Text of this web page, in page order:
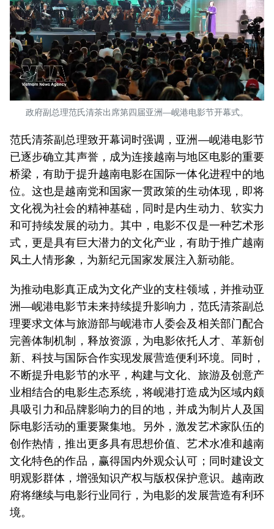
政府副总理范氏清茶出席第四届亚洲—岘港电影节开幕式。
范氏清茶副总理致开幕词时强调，亚洲—岘港电影节
已逐步确立其声誉，成为连接越南与地区电影的重要
桥梁，有助于提升越南电影在国际一体化进程中的地
位。这也是越南党和国家一贯政策的生动体现，即将
文化视为社会的精神基础，同时是内生动力、软实力
和可持续发展的动力。其中，电影不仅是一种艺术形
式，更是具有巨大潜力的文化产业，有助于推广越南
风土人情形象，为新纪元国家发展注入新动能。
为推动电影真正成为文化产业的支柱领域，并推动亚
洲—岘港电影节未来持续提升影响力，范氏清茶副总
理要求文体与旅游部与岘港市人委会及相关部门配合
完善体制机制，释放资源，为电影依托人才、革新创
新、科技与国际合作实现发展营造便利环境。同时，
不断提升电影节的水平，构建与文化、旅游及创意产
业相结合的电影生态系统，将岘港打造成为区域内颇
具吸引力和品牌影响力的目的地，并成为制片人及国
际电影活动的重要聚集地。另外，激发艺术家队伍的
创作热情，推出更多具有思想价值、艺术水准和越南
文化特色的作品，赢得国内外观众认可；同时建设文
明观影群体，增强知识产权与版权保护意识。越南政
府将继续与电影行业同行，为电影的发展营造有利环
境。